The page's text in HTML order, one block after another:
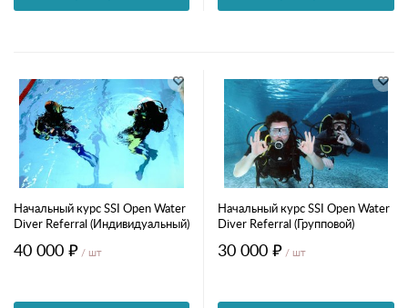
Начальный курс SSI Open Water
Diver Referral (Индивидуальный)
40 000 ₽ / шт
Начальный курс SSI Open Water
Diver Referral (Групповой)
30 000 ₽ / шт